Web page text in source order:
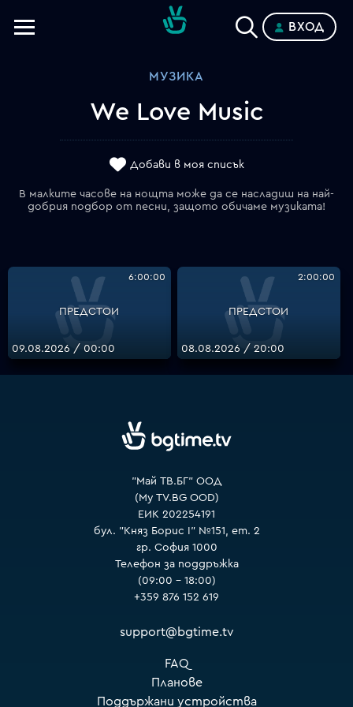
ВХОД
МУЗИКА
We Love Music
Добави в моя списък
В малките часове на нощта може да се насладиш на най-
добрия подбор от песни, защото обичаме музиката!
ПРЕДСТОИ
6:00:00
09.08.2026 / 00:00
ПРЕДСТОИ
2:00:00
08.08.2026 / 20:00
"Май ТВ.БГ" ООД
(My TV.BG OOD)
ЕИК 202254191
бул. "Княз Борис I" №151, ет. 2
гр. София 1000
Телефон за поддръжка
(09:00 – 18:00)
+359 876 152 619
support@bgtime.tv
FAQ
Планове
Поддържани устройства